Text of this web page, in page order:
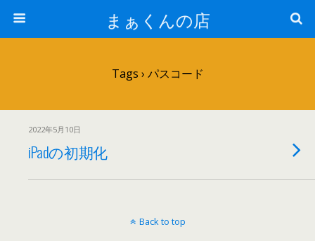
まぁくんの店
Tags › パスコード
2022年5月10日
iPadの初期化
Back to top